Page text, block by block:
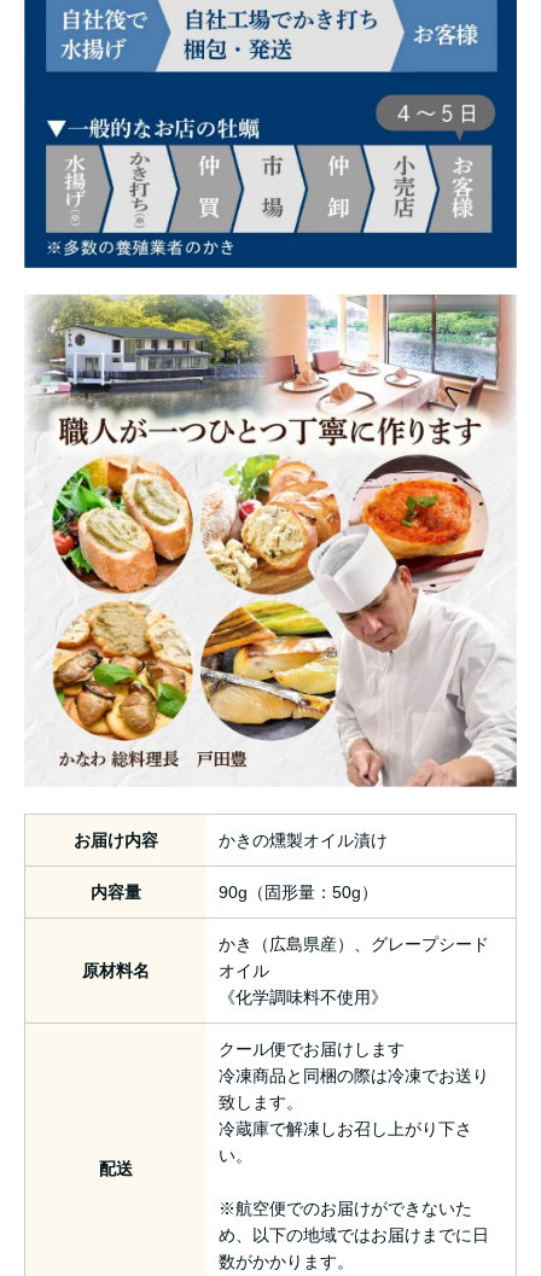
お届け内容 かきの燻製オイル漬け
内容量 90g（固形量：50g）
原材料名
かき（広島県産）、グレープシード
オイル
《化学調味料不使用》
配送
クール便でお届けします
冷凍商品と同梱の際は冷凍でお送り
致します。
冷蔵庫で解凍しお召し上がり下さ
い。
※航空便でのお届けができないた
め、以下の地域ではお届けまでに日
数がかかります。